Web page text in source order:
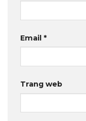
Email *
Trang web